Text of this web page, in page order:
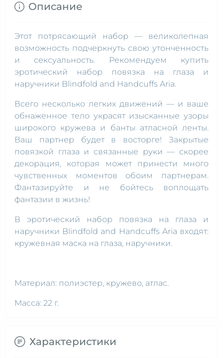
Описание
Этот потрясающий набор — великолепная
возможность подчеркнуть свою утонченность
и сексуальность. Рекомендуем купить
эротический набор повязка на глаза и
наручники Blindfold and Handcuffs Aria.
Всего несколько легких движений — и ваше
обнаженное тело украсят изысканные узоры
широкого кружева и банты атласной ленты.
Ваш партнер будет в восторге! Закрытые
повязкой глаза и связанные руки — скорее
декорация, которая может принести много
чувственных моментов обоим партнерам.
Фантазируйте и не бойтесь воплощать
фантазии в жизнь!
В эротический набор повязка на глаза и
наручники Blindfold and Handcuffs Aria входят:
кружевная маска на глаза, наручники.
Материал: полиэстер, кружево, атлас.
Масса: 22 г.
Характеристики